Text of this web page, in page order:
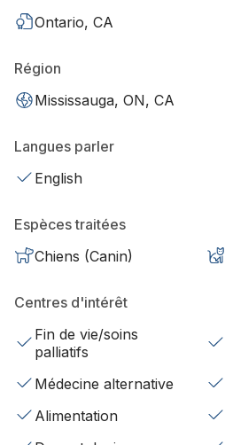
Ontario, CA
Région
Mississauga, ON, CA
Langues parler
English
Espèces traitées
Chiens (Canin)
Centres d'intérêt
Fin de vie/soins
palliatifs
Médecine alternative
Alimentation